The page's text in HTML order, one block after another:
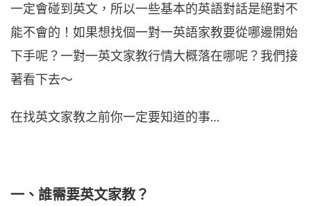
一定會碰到英文，所以一些基本的英語對話是絕對不
能不會的！如果想找個一對一英語家教要從哪邊開始
下手呢？一對一英文家教行情大概落在哪呢？我們接
著看下去～
在找英文家教之前你一定要知道的事…
一、誰需要英文家教？